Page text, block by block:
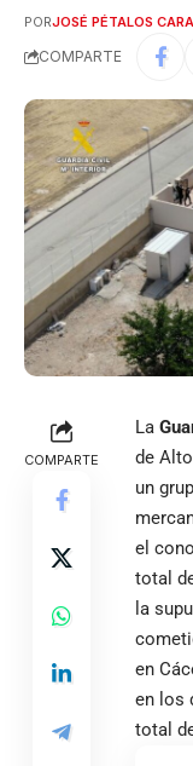
PORJOSÉ PÉTALOS
COMPARTE
COMPARTE
La
de
un
el
total
la
en
en los
total